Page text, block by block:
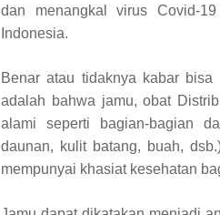
dan menangkal virus Covid-
Indonesia.
Benar atau tidaknya kabar
adalah bahwa jamu, obat
alami seperti bagian-bagian
daunan, kulit batang, buah,
mempunyai khasiat kesehatan